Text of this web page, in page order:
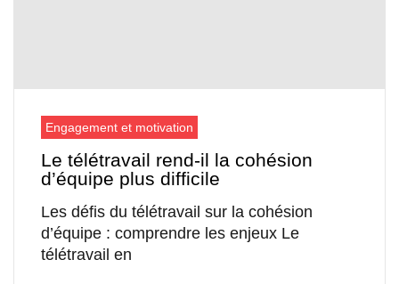
Engagement et motivation
Le télétravail rend-il la cohésion
d’équipe plus difficile
Les défis du télétravail sur la cohésion
d’équipe : comprendre les enjeux Le
télétravail en